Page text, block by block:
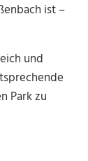
ist –
und
Park zu